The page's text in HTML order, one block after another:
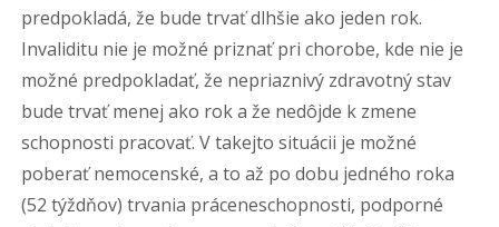
predpokladá, že bude trvať dlhšie ako jeden rok.
Invaliditu nie je možné priznať pri chorobe, kde nie je
možné predpokladať, že nepriaznivý zdravotný stav
bude trvať menej ako rok a že nedôjde k zmene
schopnosti pracovať. V takejto situácii je možné
poberať nemocenské, a to až po dobu jedného roka
(52 týždňov) trvania práceneschopnosti, podporné